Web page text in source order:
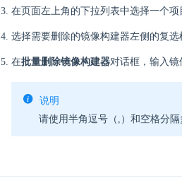
在页面左上角的下拉列表中选择一个项
选择需要删除的镜像构建器左侧的复
在批量删除镜像构建器对话框，输入
说明
请使用半角逗号（,）和空格分隔